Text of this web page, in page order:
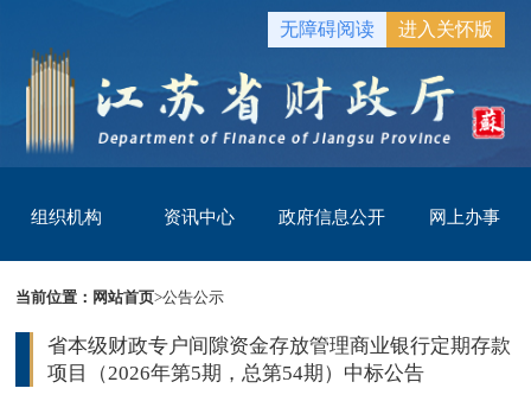
无障碍阅读 进入关怀版
组织机构 资讯中心 政府信息公开 网上办事
当前位置： 网站首页>公告公示
省本级财政专户间隙资金存放管理商业银行定期存款
项目（2026年第5期，总第54期）中标公告